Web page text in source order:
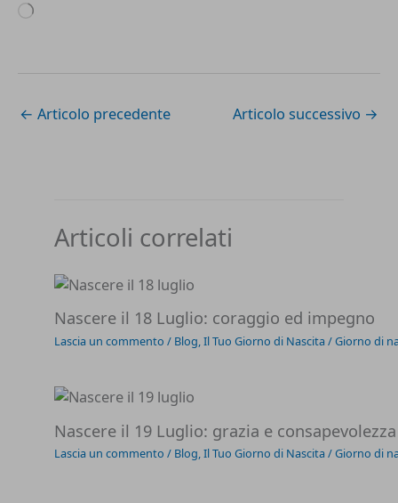
Caricamento
← Articolo precedente Articolo successivo →
Articoli correlati
Nascere il 18 Luglio: coraggio ed impegno
Lascia un commento / Blog,Il Tuo Giorno di Nascita /Giorno di
Nascere il 19 Luglio: grazia e consapevolezza
Lascia un commento / Blog,Il Tuo Giorno di Nascita /Giorno di